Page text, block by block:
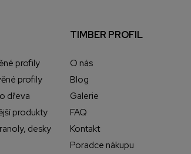
profily
profily
dřeva
produkty
desky
TIMBER PROFIL
O nás
Blog
Galerie
FAQ
Kontakt
Poradce nákupu